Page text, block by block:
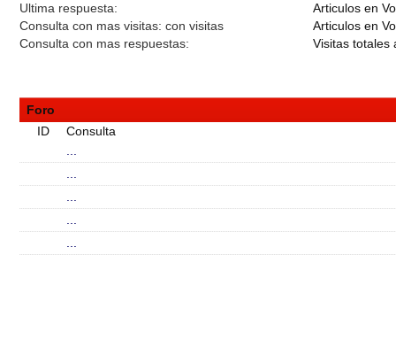
Ultima respuesta:
Consulta con mas visitas: con visitas
Consulta con mas respuestas:
Articulos en
Articulos en
Visitas totales
Foro
ID
Consulta